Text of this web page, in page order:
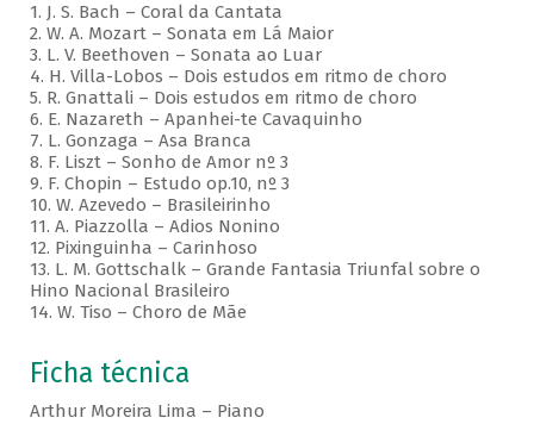
1. J. S. Bach – Coral da Cantata
2. W. A. Mozart – Sonata em Lá Maior
3. L. V. Beethoven – Sonata ao Luar
4. H. Villa-Lobos – Dois estudos em ritmo de choro
5. R. Gnattali – Dois estudos em ritmo de choro
6. E. Nazareth – Apanhei-te Cavaquinho
7. L. Gonzaga – Asa Branca
8. F. Liszt – Sonho de Amor nº 3
9. F. Chopin – Estudo op.10, nº 3
10. W. Azevedo – Brasileirinho
11. A. Piazzolla – Adios Nonino
12. Pixinguinha – Carinhoso
13. L. M. Gottschalk – Grande Fantasia Triunfal sobre o
Hino Nacional Brasileiro
14. W. Tiso – Choro de Mãe
Ficha técnica
Arthur Moreira Lima – Piano